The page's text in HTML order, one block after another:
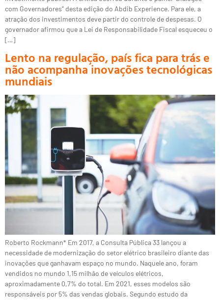
com Governadores” desta edição do Abdib Experience. Para ele, a
atração dos investimentos deve partir do controle de despesas. O
governador afirmou que a Lei de Responsabilidade Fiscal esqueceu o
[…]
Lento na regulação, país fica para trás e
não acompanha inovações tecnológicas
mundiais
Roberto Rockmann* Em 2017, a Consulta Pública 33 lançou a
necessidade de modernização do setor elétrico brasileiro diante das
inovações que ganhavam espaço no mundo. Naquele ano, foram
vendidos no mundo 1,15 milhão de veículos elétricos,
aproximadamente 0,7% do total. Em 2021, esses modelos são
responsáveis por 5% das vendas globais. Segundo estudo da